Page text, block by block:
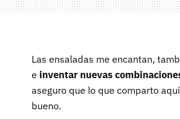
Las ensaladas me encantan,
e inventar nuevas
aseguro que lo que comparto
bueno.